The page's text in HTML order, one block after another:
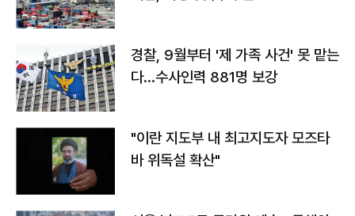
경찰, 9월부터 '제 가족 사건' 못 맡는
다…수사인력 881명 보강
"이란 지도부 내 최고지도자 모즈타
바 위독설 확산"